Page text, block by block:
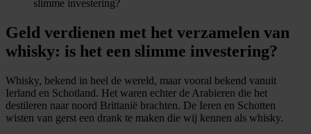
slimme investering?
Geld verdienen met het verzamelen van
whisky: is het een slimme investering?
Whisky, bekend in heel de wereld, maar vooral bekend vanuit
Ierland en Schotland. Het waren echter de Arabieren die het
destileren naar noord Brittanië brachten. De Ieren en Schotten
wisten van gerst een drank te maken die wij kennen als whisky.